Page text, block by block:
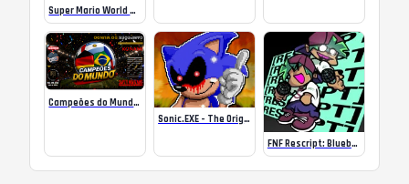
Super Mario World SA-1 Online
Campeões do Mundo (ISS) Online
Sonic.EXE – The Original Game Online
FNF Rescript: Blueballed